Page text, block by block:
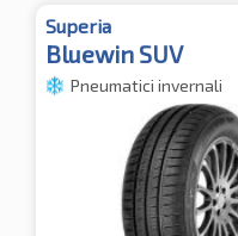
Superia
Bluewin SUV
Pneumatici invernali